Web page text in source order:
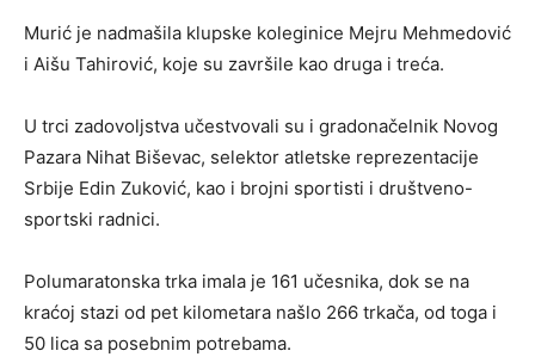
Murić je nadmašila klupske koleginice Mejru Mehmedović
i Aišu Tahirović, koje su završile kao druga i treća.
U trci zadovoljstva učestvovali su i gradonačelnik Novog
Pazara Nihat Biševac, selektor atletske reprezentacije
Srbije Edin Zuković, kao i brojni sportisti i društveno-
sportski radnici.
Polumaratonska trka imala je 161 učesnika, dok se na
kraćoj stazi od pet kilometara našlo 266 trkača, od toga i
50 lica sa posebnim potrebama.